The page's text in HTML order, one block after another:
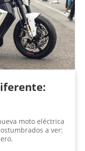
moto eléctrica
a ver: